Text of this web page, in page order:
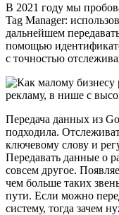
В 2021 году мы
Tag Manager:
дальнейшем
помощью
с точностью
Передача данных из
подходила.
ключевому слову и
Передавать данные о
совсем другое.
чем больше таких
пути. Если можно
систему, тогда зачем